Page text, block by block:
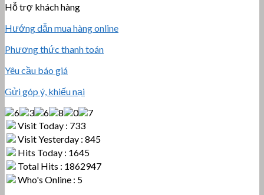
Hỗ trợ khách hàng
Hướng dẫn mua hàng online
Phương thức thanh toán
Yêu cầu báo giá
Gửi góp ý, khiếu nại
Visit Today : 733
Visit Yesterday : 845
Hits Today : 1645
Total Hits : 1862947
Who's Online : 5